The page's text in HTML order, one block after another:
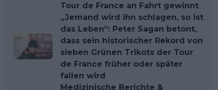
Tour de France an Fahrt gewinnt
„Jemand wird ihn schlagen, so ist
das Leben“: Peter Sagan betont,
dass sein historischer Rekord von
sieben Grünen Trikots der Tour
de France früher oder später
fallen wird
Medizinische Berichte &